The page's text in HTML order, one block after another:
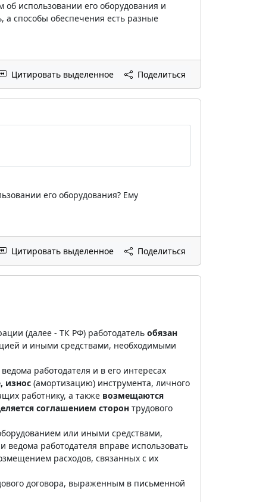
использовании его оборудования и
а способы обеспечения есть разные
Цитировать выделенное Поделиться
его оборудования? Ему
Цитировать выделенное Поделиться
(далее - ТК РФ) работодатель обязан
и иными средствами, необходимыми
работодателя и в его интересах
износ(амортизацию) инструмента, личного
работнику, а также возмещаются
соглашением сторонтрудового
или иными средствами,
работодателя вправе использовать
расходов, связанных с их
договора, выраженным в письменной